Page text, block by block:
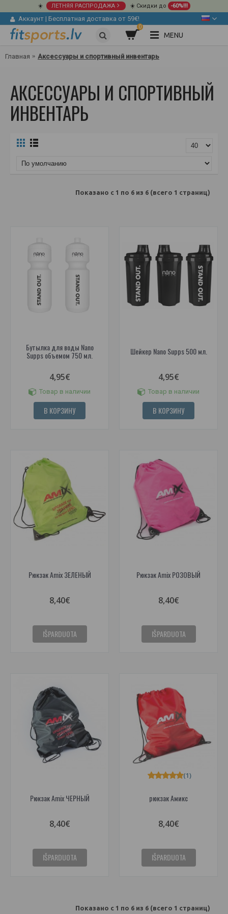
☀️ ЛЕТНЯЯ РАСПРОДАЖА ☀️ Скидки до -60%!!!
Аккаунт | Бесплатная доставка от 59€!
0
MENU
Главная Аксессуары и спортивный инвентарь
АКСЕССУАРЫ И СПОРТИВНЫЙ
ИНВЕНТАРЬ
Показано с 1 по 6 из 6 (всего 1 страниц)
Бутылка для воды Nano
Supps объемом 750 мл.
4,95€
Товар в наличии
В КОРЗИНУ
Шейкер Nano Supps 500 мл.
4,95€
Товар в наличии
В КОРЗИНУ
Рюкзак Amix ЗЕЛЕНЫЙ
8,40€
IŠPARDUOTA
Рюкзак Amix РОЗОВЫЙ
8,40€
IŠPARDUOTA
Рюкзак Amix ЧЕРНЫЙ
8,40€
IŠPARDUOTA
рюкзак Амикс
(1)
8,40€
IŠPARDUOTA
Показано с 1 по 6 из 6 (всего 1 страниц)